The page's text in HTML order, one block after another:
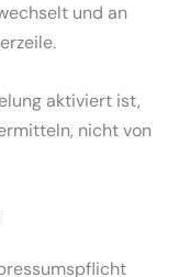
und an
aktiviert ist,
nicht von